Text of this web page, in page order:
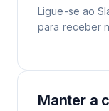
Ligue-se ao
para receber
Manter a